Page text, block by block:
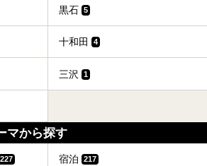
黒石 5
十和田 4
三沢 1
マから探す
227 宿泊 217